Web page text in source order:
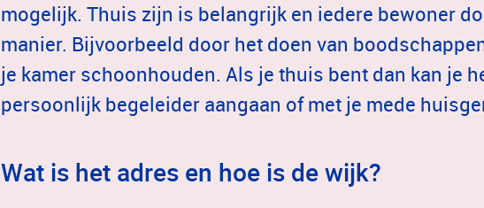
mogelijk. Thuis zijn is belangrijk en iedere bewoner
manier. Bijvoorbeeld door het doen van
je kamer schoonhouden. Als je thuis bent dan kan je
persoonlijk begeleider aangaan of met je mede
Wat is het adres en hoe is de wijk?